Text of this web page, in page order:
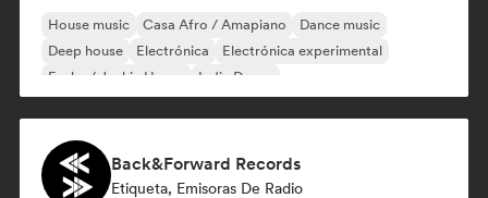
House music Casa Afro / Amapiano
Dance music
Deep house
Electrónica
Electrónica experimental
Funky / Jackin House
Indie Dance
Back&Forward Records
Etiqueta, Emisoras De Radio